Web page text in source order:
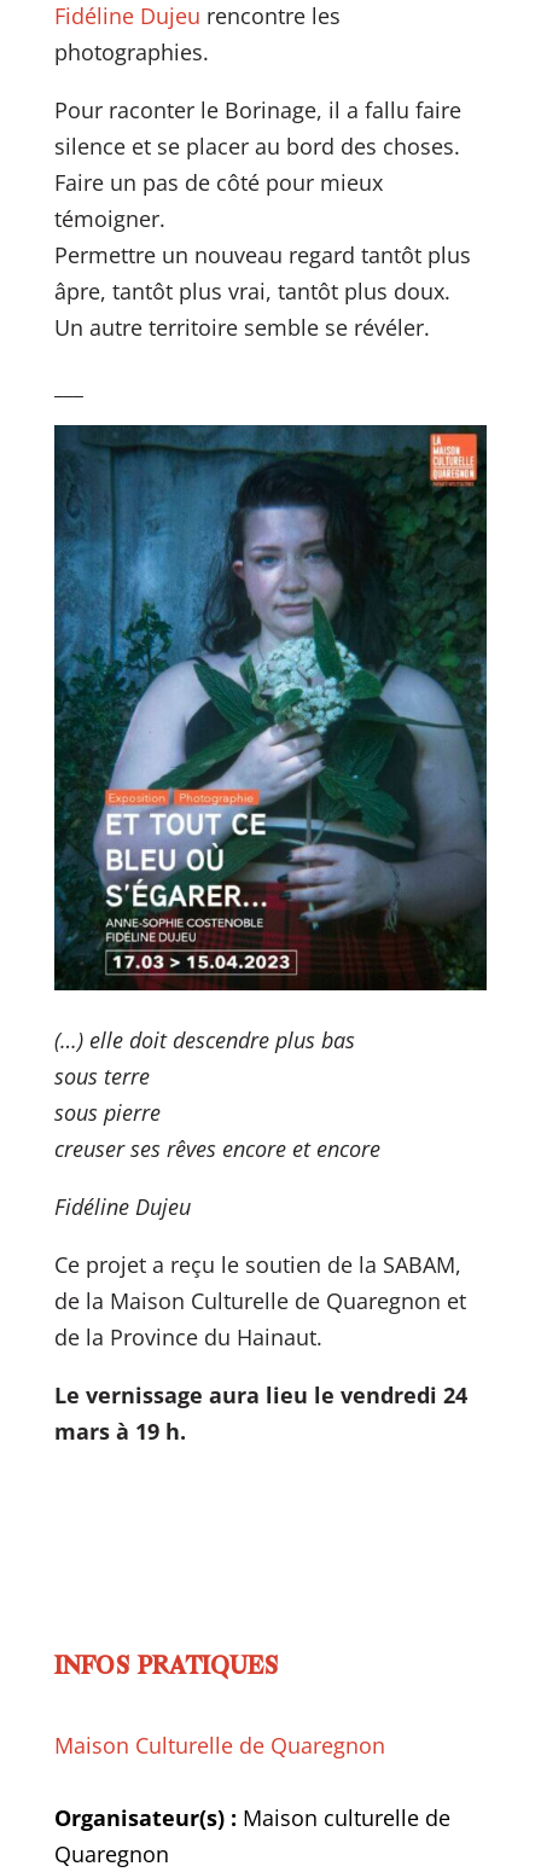
Fidéline Dujeu rencontre les
photographies.
Pour raconter le Borinage, il a fallu faire
silence et se placer au bord des choses.
Faire un pas de côté pour mieux
témoigner.
Permettre un nouveau regard tantôt plus
âpre, tantôt plus vrai, tantôt plus doux.
Un autre territoire semble se révéler.
(…) elle doit descendre plus bas
sous terre
sous pierre
creuser ses rêves encore et encore
Fidéline Dujeu
Ce projet a reçu le soutien de la SABAM,
de la Maison Culturelle de Quaregnon et
de la Province du Hainaut.
Le vernissage aura lieu le vendredi 24
mars à 19 h.
INFOS PRATIQUES
Maison Culturelle de Quaregnon
Organisateur(s) : Maison culturelle de
Quaregnon